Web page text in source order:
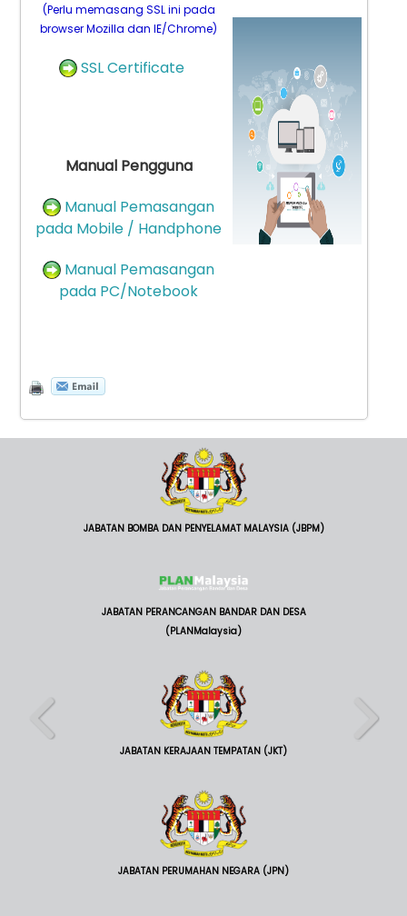
(Perlu memasang SSL ini pada
browser Mozilla dan IE/Chrome)
SSL Certificate
Manual Pengguna
Manual Pemasangan
pada Mobile / Handphone
Manual Pemasangan
pada PC/Notebook
JABATAN BOMBA DAN PENYELAMAT MALAYSIA (JBPM)
JABATAN PERANCANGAN BANDAR DAN DESA
(PLANMalaysia)
JABATAN KERAJAAN TEMPATAN (JKT)
JABATAN PERUMAHAN NEGARA (JPN)